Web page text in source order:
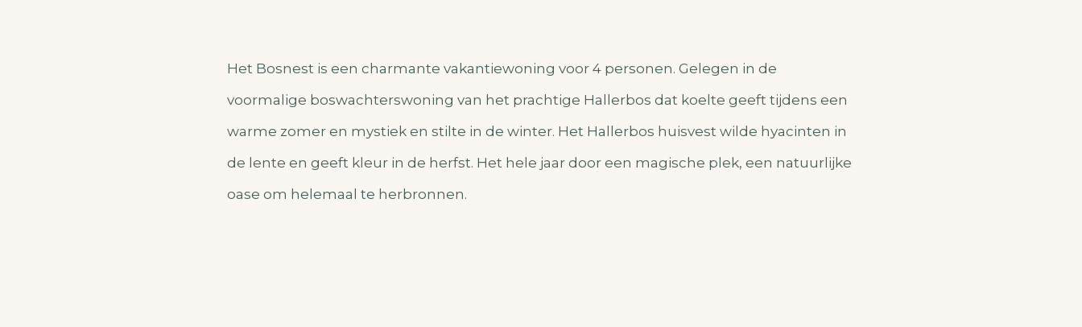
Het Bosnest is een charmante vakantiewoning voor 4 personen. Gelegen in de
voormalige boswachterswoning van het prachtige Hallerbos dat koelte geeft tijdens een
warme zomer en mystiek en stilte in de winter. Het Hallerbos huisvest wilde hyacinten in
de lente en geeft kleur in de herfst. Het hele jaar door een magische plek, een natuurlijke
oase om helemaal te herbronnen.